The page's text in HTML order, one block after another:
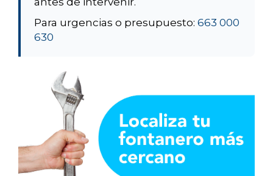
Para urgencias o presupuesto: 663 000
630